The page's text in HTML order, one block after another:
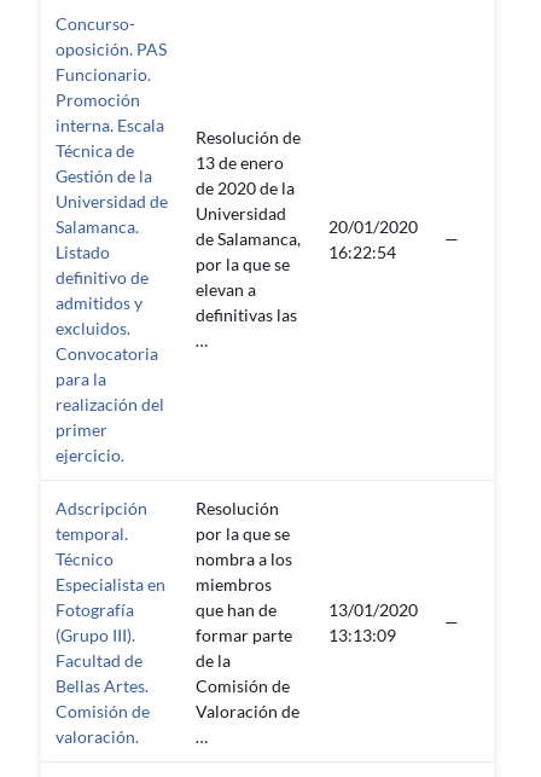
Concurso-
oposición. PAS
Funcionario.
Promoción
interna. Escala
Técnica de
Gestión de la
Universidad de
Salamanca.
Listado
definitivo de
admitidos y
excluidos.
Convocatoria
para la
realización del
primer
ejercicio.
Resolución de
13 de enero
de 2020 de la
Universidad
de Salamanca,
por la que se
elevan a
definitivas las
…
20/01/2020
16:22:54
—
Adscripción
temporal.
Técnico
Especialista en
Fotografía
(Grupo III).
Facultad de
Bellas Artes.
Comisión de
valoración.
Resolución
por la que se
nombra a los
miembros
que han de
formar parte
de la
Comisión de
Valoración de
…
13/01/2020
13:13:09
—